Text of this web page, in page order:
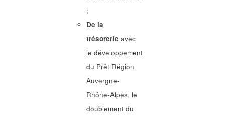
;
De la
trésorerie avec
le développement
du Prêt Région
Auvergne-
Rhône-Alpes, le
doublement du